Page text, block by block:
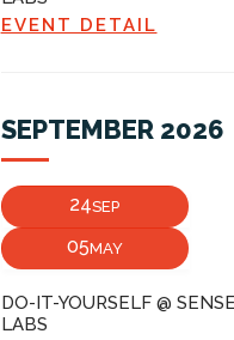
EVENT DETAIL
SEPTEMBER 2026
24SEP
05MAY
DO-IT-YOURSELF @
LABS